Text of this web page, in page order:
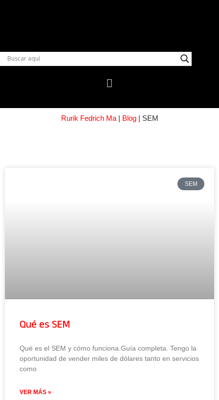
Rurik Fedrich Ma| Blog| SEM
SEM
Qué es SEM
Qué es el SEM y cómo funciona.Guía completa. Tengo la
oportunidad de vender miles de dólares tanto en servicios
como
VER MÁS »